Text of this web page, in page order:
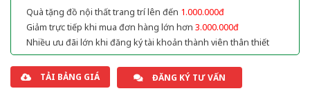
Quà tặng đồ nội thất trang trí lên đến 1.000.000đ
Giảm trực tiếp khi mua đơn hàng lớn hơn 3.000.000đ
Nhiều ưu đãi lớn khi đăng ký tài khoản thành viên thân thiết
TẢI BẢNG GIÁ ĐĂNG KÝ TƯ VẤN